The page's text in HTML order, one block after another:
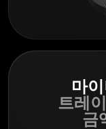
마
트레
금